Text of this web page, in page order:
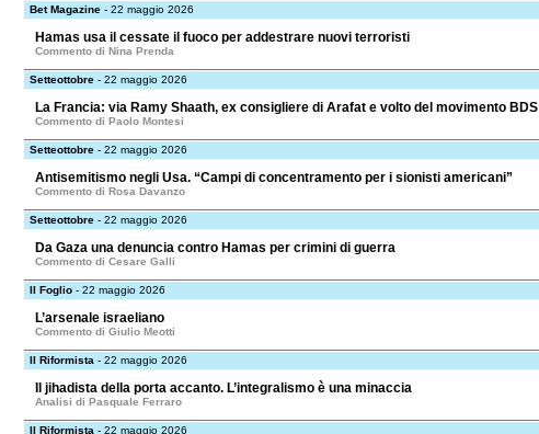
Bet Magazine - 22 maggio 2026
Hamas usa il cessate il fuoco per addestrare nuovi terroristi
Commento di Nina Prenda
Setteottobre - 22 maggio 2026
La Francia: via Ramy Shaath, ex consigliere di Arafat e volto del movimento BDS
Commento di Paolo Montesi
Setteottobre - 22 maggio 2026
Antisemitismo negli Usa. “Campi di concentramento per i sionisti americani”
Commento di Rosa Davanzo
Setteottobre - 22 maggio 2026
Da Gaza una denuncia contro Hamas per crimini di guerra
Commento di Cesare Galli
Il Foglio - 22 maggio 2026
L’arsenale israeliano
Commento di Giulio Meotti
Il Riformista - 22 maggio 2026
Il jihadista della porta accanto. L’integralismo è una minaccia
Analisi di Pasquale Ferraro
Il Riformista - 22 maggio 2026